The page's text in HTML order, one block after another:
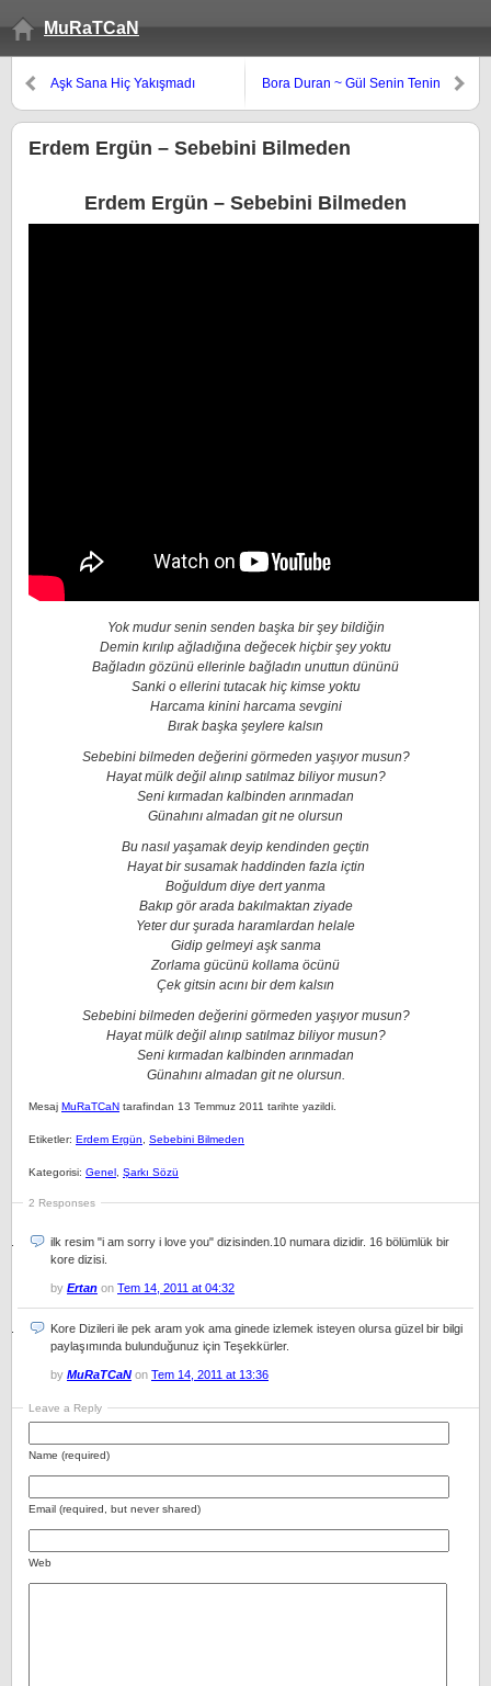
MuRaTCaN
Aşk Sana Hiç Yakışmadı Bora Duran ~ Gül Senin Tenin
Erdem Ergün – Sebebini Bilmeden
Erdem Ergün – Sebebini Bilmeden
Yok mudur senin senden başka bir şey bildiğin
Demin kırılıp ağladığına değecek hiçbir şey yoktu
Bağladın gözünü ellerinle bağladın unuttun dününü
Sanki o ellerini tutacak hiç kimse yoktu
Harcama kinini harcama sevgini
Bırak başka şeylere kalsın
Sebebini bilmeden değerini görmeden yaşıyor musun?
Hayat mülk değil alınıp satılmaz biliyor musun?
Seni kırmadan kalbinden arınmadan
Günahını almadan git ne olursun
Bu nasıl yaşamak deyip kendinden geçtin
Hayat bir susamak haddinden fazla içtin
Boğuldum diye dert yanma
Bakıp gör arada bakılmaktan ziyade
Yeter dur şurada haramlardan helale
Gidip gelmeyi aşk sanma
Zorlama gücünü kollama öcünü
Çek gitsin acını bir dem kalsın
Sebebini bilmeden değerini görmeden yaşıyor musun?
Hayat mülk değil alınıp satılmaz biliyor musun?
Seni kırmadan kalbinden arınmadan
Günahını almadan git ne olursun.
Mesaj MuRaTCaN tarafindan 13 Temmuz 2011 tarihte yazildi.
Etiketler: Erdem Ergün Sebebini Bilmeden
Kategorisi: Genel Şarkı Sözü
2 Responses
ilk resim "i am sorry i love you" dizisinden.10 numara dizidir. 16 bölümlük bir
kore dizisi.
by Ertan on Tem 14, 2011 at 04:32
Kore Dizileri ile pek aram yok ama ginede izlemek isteyen olursa güzel bir bilgi
paylaşımında bulunduğunuz için Teşekkürler.
by MuRaTCaN on Tem 14, 2011 at 13:36
Leave a Reply
Name (required)
Email (required, but never shared)
Web